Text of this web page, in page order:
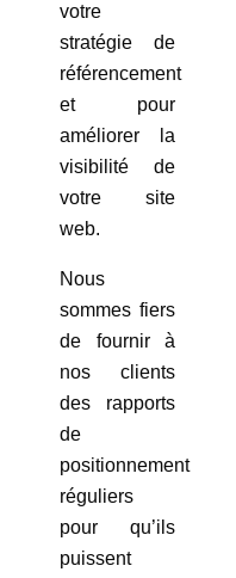
votre
stratégie de
référencement
et pour
améliorer la
visibilité de
votre site
web.
Nous
sommes fiers
de fournir à
nos clients
des rapports
de
positionnement
réguliers
pour qu’ils
puissent